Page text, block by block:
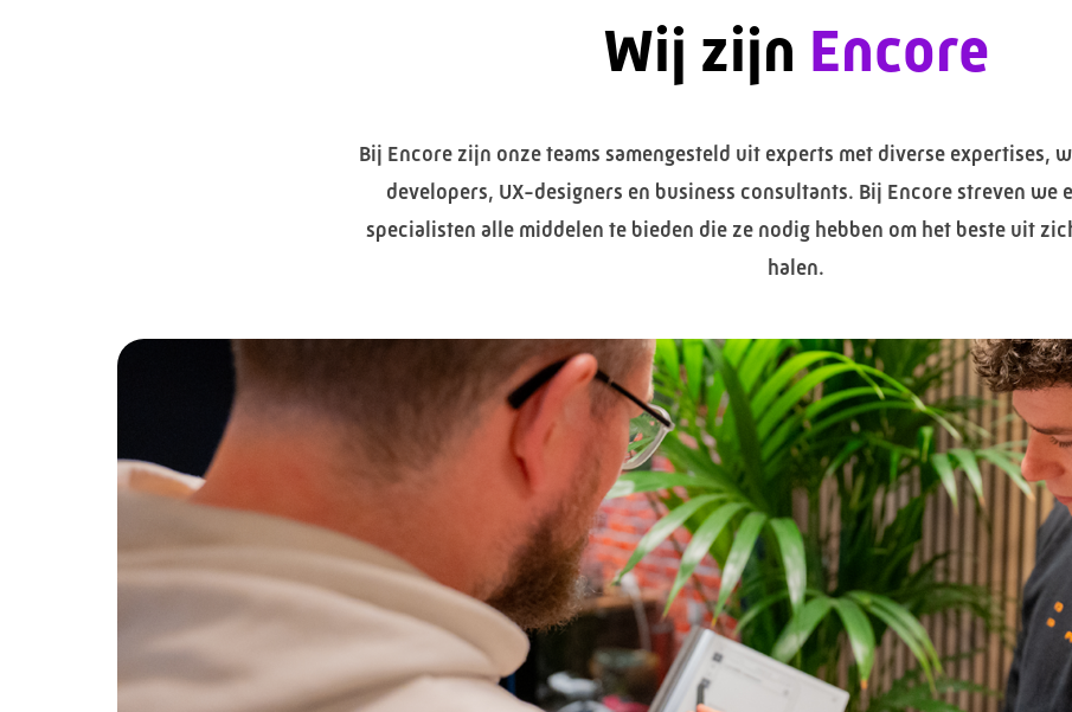
Wij zijn Encore
Bij Encore zijn onze teams samengesteld uit experts met diverse expertises,
developers, UX-designers en business consultants. Bij Encore streven we
specialisten alle middelen te bieden die ze nodig hebben om het beste uit
halen.